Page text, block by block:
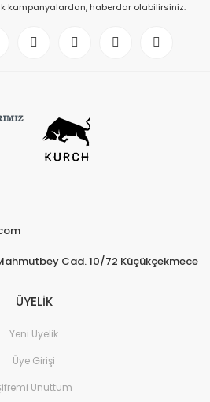
kampanyalardan, haberdar olabilirsiniz.
Cad. 10/72 Küçükçekmece
ÜYELİK
Yeni Üyelik
Üye Girişi
Unuttum